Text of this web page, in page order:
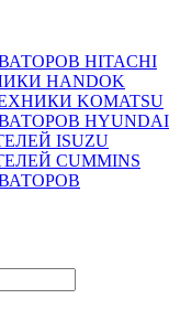
HITACHI
HANDOK
KOMATSU
HYUNDAI
ISUZU
CUMMINS